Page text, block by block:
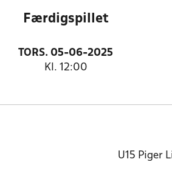
Færdigspillet
TORS. 05-06-2025
Kl. 12:00
U15 Piger